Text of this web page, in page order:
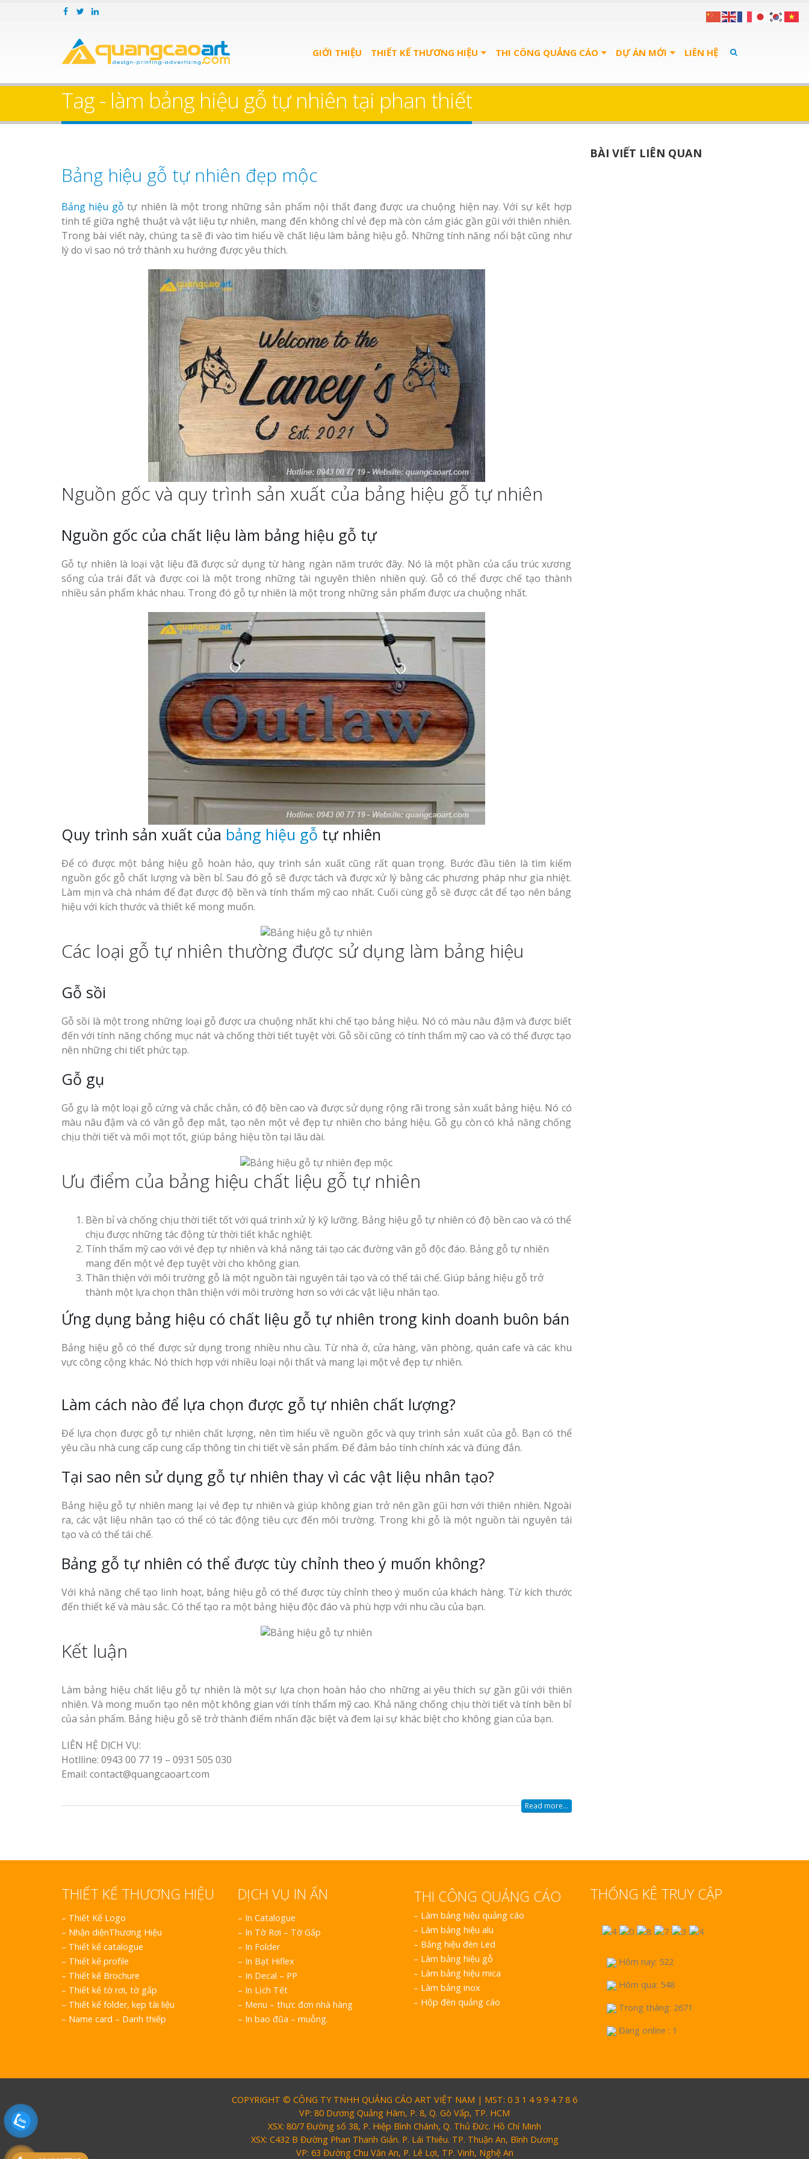
GIỚI THIỆU THIẾT KẾ THƯƠNG HIỆU THI CÔNG QUẢNG CÁO DỰ ÁN MỚI LIÊN HỆ
Tag - làm bảng hiệu gỗ tự nhiên tại phan thiết
Bảng hiệu gỗ tự nhiên đẹp mộc
Bảng hiệu gỗ tự nhiên là một trong những sản phẩm nội thất đang được ưa chuộng hiện nay. Với sự kết hợp
tinh tế giữa nghệ thuật và vật liệu tự nhiên, mang đến không chỉ vẻ đẹp mà còn cảm giác gần gũi với thiên nhiên.
Trong bài viết này, chúng ta sẽ đi vào tìm hiểu về chất liệu làm bảng hiệu gỗ. Những tính năng nổi bật cũng như
lý do vì sao nó trở thành xu hướng được yêu thích.
Nguồn gốc và quy trình sản xuất của bảng hiệu gỗ tự nhiên
Nguồn gốc của chất liệu làm bảng hiệu gỗ tự
Gỗ tự nhiên là loại vật liệu đã được sử dụng từ hàng ngàn năm trước đây. Nó là một phần của cấu trúc xương
sống của trái đất và được coi là một trong những tài nguyên thiên nhiên quý. Gỗ có thể được chế tạo thành
nhiều sản phẩm khác nhau. Trong đó gỗ tự nhiên là một trong những sản phẩm được ưa chuộng nhất.
Quy trình sản xuất của bảng hiệu gỗ tự nhiên
Để có được một bảng hiệu gỗ hoàn hảo, quy trình sản xuất cũng rất quan trọng. Bước đầu tiên là tìm kiếm
nguồn gốc gỗ chất lượng và bền bỉ. Sau đó gỗ sẽ được tách và được xử lý bằng các phương pháp như gia nhiệt.
Làm mịn và chà nhám để đạt được độ bền và tính thẩm mỹ cao nhất. Cuối cùng gỗ sẽ được cắt để tạo nên bảng
hiệu với kích thước và thiết kế mong muốn.
Các loại gỗ tự nhiên thường được sử dụng làm bảng hiệu
Gỗ sồi
Gỗ sồi là một trong những loại gỗ được ưa chuộng nhất khi chế tạo bảng hiệu. Nó có màu nâu đậm và được biết
đến với tính năng chống mục nát và chống thời tiết tuyệt vời. Gỗ sồi cũng có tính thẩm mỹ cao và có thể được tạo
nên những chi tiết phức tạp.
Gỗ gụ
Gỗ gụ là một loại gỗ cứng và chắc chắn, có độ bền cao và được sử dụng rộng rãi trong sản xuất bảng hiệu. Nó có
màu nâu đậm và có vân gỗ đẹp mắt, tạo nên một vẻ đẹp tự nhiên cho bảng hiệu. Gỗ gụ còn có khả năng chống
chịu thời tiết và mối mọt tốt, giúp bảng hiệu tồn tại lâu dài.
Ưu điểm của bảng hiệu chất liệu gỗ tự nhiên
Bền bỉ và chống chịu thời tiết tốt với quá trình xử lý kỹ lưỡng. Bảng hiệu gỗ tự nhiên có độ bền cao và có thể
chịu được những tác động từ thời tiết khắc nghiệt.
Tính thẩm mỹ cao với vẻ đẹp tự nhiên và khả năng tái tạo các đường vân gỗ độc đáo. Bảng gỗ tự nhiên
mang đến một vẻ đẹp tuyệt vời cho không gian.
Thân thiện với môi trường gỗ là một nguồn tài nguyên tái tạo và có thể tái chế. Giúp bảng hiệu gỗ trở
thành một lựa chọn thân thiện với môi trường hơn so với các vật liệu nhân tạo.
Ứng dụng bảng hiệu có chất liệu gỗ tự nhiên trong kinh doanh buôn bán
Bảng hiệu gỗ có thể được sử dụng trong nhiều nhu cầu. Từ nhà ở, cửa hàng, văn phòng, quán cafe và các khu
vực công cộng khác. Nó thích hợp với nhiều loại nội thất và mang lại một vẻ đẹp tự nhiên.
Làm cách nào để lựa chọn được gỗ tự nhiên chất lượng?
Để lựa chọn được gỗ tự nhiên chất lượng, nên tìm hiểu về nguồn gốc và quy trình sản xuất của gỗ. Bạn có thể
yêu cầu nhà cung cấp cung cấp thông tin chi tiết về sản phẩm. Để đảm bảo tính chính xác và đúng đắn.
Tại sao nên sử dụng gỗ tự nhiên thay vì các vật liệu nhân tạo?
Bảng hiệu gỗ tự nhiên mang lại vẻ đẹp tự nhiên và giúp không gian trở nên gần gũi hơn với thiên nhiên. Ngoài
ra, các vật liệu nhân tạo có thể có tác động tiêu cực đến môi trường. Trong khi gỗ là một nguồn tài nguyên tái
tạo và có thể tái chế.
Bảng gỗ tự nhiên có thể được tùy chỉnh theo ý muốn không?
Với khả năng chế tạo linh hoạt, bảng hiệu gỗ có thể được tùy chỉnh theo ý muốn của khách hàng. Từ kích thước
đến thiết kế và màu sắc. Có thể tạo ra một bảng hiệu độc đáo và phù hợp với nhu cầu của bạn.
Kết luận
Làm bảng hiệu chất liệu gỗ tự nhiên là một sự lựa chọn hoàn hảo cho những ai yêu thích sự gần gũi với thiên
nhiên. Và mong muốn tạo nên một không gian với tính thẩm mỹ cao. Khả năng chống chịu thời tiết và tính bền bỉ
của sản phẩm. Bảng hiệu gỗ sẽ trở thành điểm nhấn đặc biệt và đem lại sự khác biệt cho không gian của bạn.
LIÊN HỆ DỊCH VỤ:
Hotlline: 0943 00 77 19 – 0931 505 030
Email: contact@quangcaoart.com
Read more...
BÀI VIẾT LIÊN QUAN
THIẾT KẾ THƯƠNG HIỆU
– Thiết Kế Logo
– Nhận diệnThương Hiệu
– Thiết kế catalogue
– Thiết kế profile
– Thiết kế Brochure
– Thiết kế tờ rơi, tờ gấp
– Thiết kế folder, kẹp tài liệu
– Name card – Danh thiếp
DỊCH VỤ IN ẤN
– In Catalogue
– In Tờ Rơi – Tờ Gấp
– In Folder
– In Bạt Hiflex
– In Decal – PP
– In Lịch Tết
– Menu – thực đơn nhà hàng
– In bao đũa – muỗng.
THI CÔNG QUẢNG CÁO
– Làm bảng hiệu quảng cáo
– Làm bảng hiệu alu
– Bảng hiệu đèn Led
– Làm bảng hiệu gỗ
– Làm bảng hiệu mica
– Làm bảng inox
– Hộp đèn quảng cáo
THỐNG KÊ TRUY CẬP
Hôm nay: 522
Hôm qua: 548
Trong tháng: 2671
Đang online : 1
COPYRIGHT © CÔNG TY TNHH QUẢNG CÁO ART VIỆT NAM | MST: 0 3 1 4 9 9 4 7 8 6
VP: 80 Dương Quảng Hàm, P. 8, Q. Gò Vấp, TP. HCM
XSX: 80/7 Đường số 38, P. Hiệp Bình Chánh, Q. Thủ Đức. Hồ Chí Minh
XSX: C432 B Đường Phan Thanh Giản. P. Lái Thiêu. TP. Thuận An, Bình Dương
VP: 63 Đường Chu Văn An, P. Lê Lợi, TP. Vinh, Nghệ An